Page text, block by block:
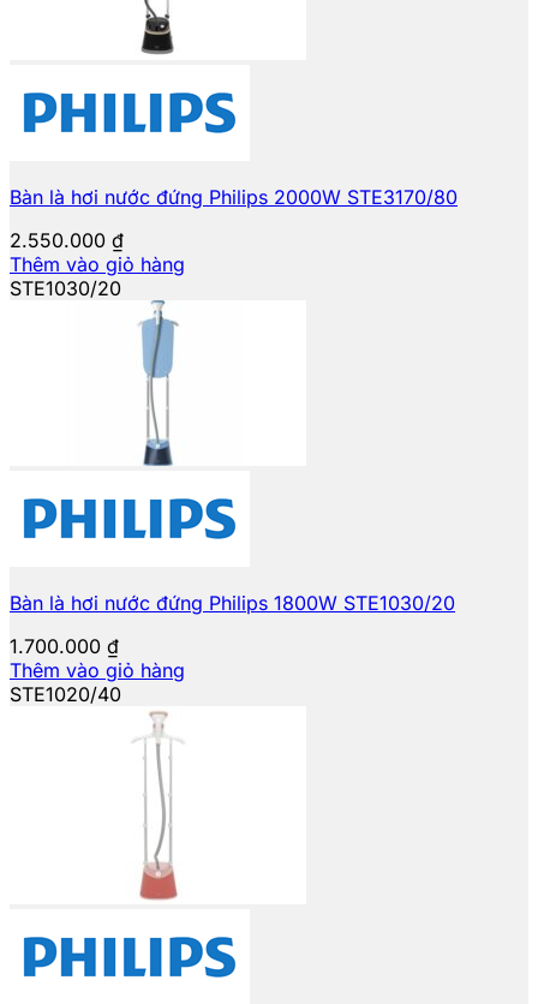
Bàn là hơi nước đứng Philips 2000W STE3170/80
2.550.000 ₫
Thêm vào giỏ hàng
STE1030/20
Bàn là hơi nước đứng Philips 1800W STE1030/20
1.700.000 ₫
Thêm vào giỏ hàng
STE1020/40